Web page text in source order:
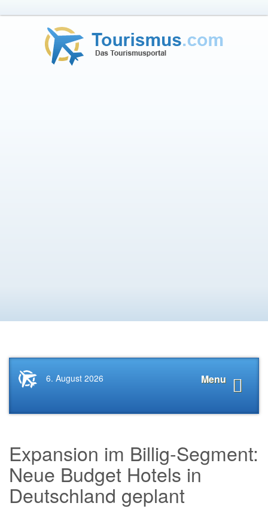
Startseite
News.Tourismus.com
Menu
6. August 2026
Expansion im Billig-Segment:
Neue Budget Hotels in
Deutschland geplant